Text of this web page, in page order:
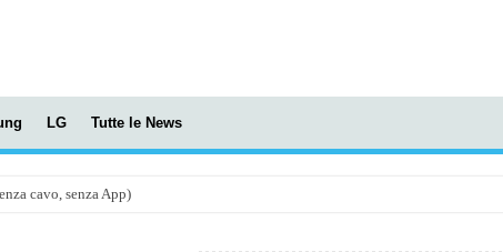
LG Tutte le News
cavo, senza App)